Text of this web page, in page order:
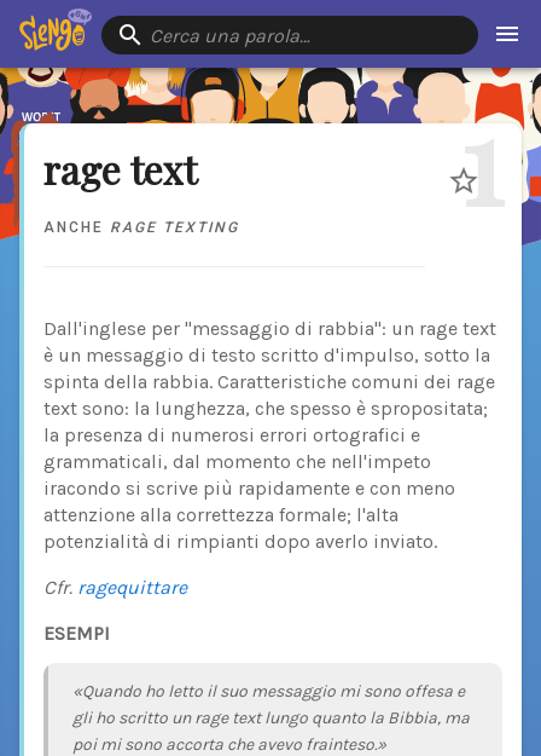
Cerca una parola…
rage text
ANCHE RAGE TEXTING 1
Dall'inglese per "messaggio di rabbia": un rage text
è un messaggio di testo scritto d'impulso, sotto la
spinta della rabbia. Caratteristiche comuni dei rage
text sono: la lunghezza, che spesso è spropositata;
la presenza di numerosi errori ortografici e
grammaticali, dal momento che nell'impeto
iracondo si scrive più rapidamente e con meno
attenzione alla correttezza formale; l'alta
potenzialità di rimpianti dopo averlo inviato.
Cfr. ragequittare
ESEMPI
«Quando ho letto il suo messaggio mi sono offesa e
gli ho scritto un rage text lungo quanto la Bibbia, ma
poi mi sono accorta che avevo frainteso.»